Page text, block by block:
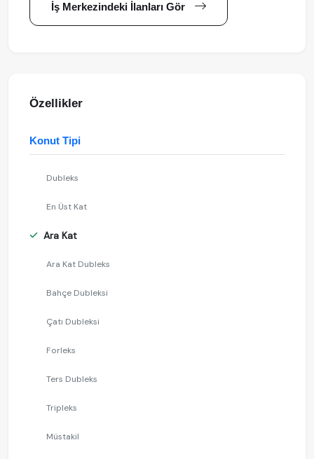
İş Merkezindeki İlanları Gör
Özellikler
Konut Tipi
Dubleks
En Üst Kat
Ara Kat
Ara Kat Dubleks
Bahçe Dubleksi
Çatı Dubleksi
Forleks
Ters Dubleks
Tripleks
Müstakil